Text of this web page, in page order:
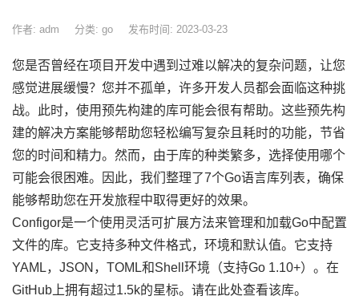
作者: adm 分类: go 发布时间: 2023-03-23
您是否曾经在项目开发中遇到过难以解决的复杂问题，让您
感觉进展缓慢？您并不孤单，许多开发人员都会面临这种挑
战。此时，使用预先构建的库可能会很有帮助。这些预先构
建的解决方案能够帮助您轻松编写复杂且耗时的功能，节省
您的时间和精力。然而，由于库的种类繁多，选择使用哪个
可能会很困难。因此，我们整理了7个Go语言库列表，确保
能够帮助您在开发旅程中取得更好的效果。
Configor是一个使用灵活可扩展方法来管理和加载Go中配置
文件的库。它支持多种文件格式，环境和默认值。它支持
YAML，JSON，TOML和Shell环境（支持Go 1.10+）。在
GitHub上拥有超过1.5k的星标。请在此处查看该库。